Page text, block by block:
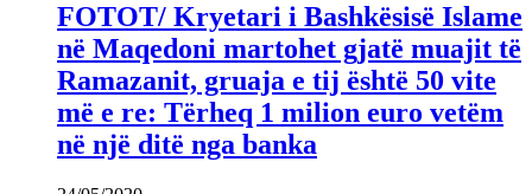
FOTOT/ Kryetari i Bashkësisë Islame
në Maqedoni martohet gjatë muajit të
Ramazanit, gruaja e tij është 50 vite
më e re: Tërheq 1 milion euro vetëm
në një ditë nga banka